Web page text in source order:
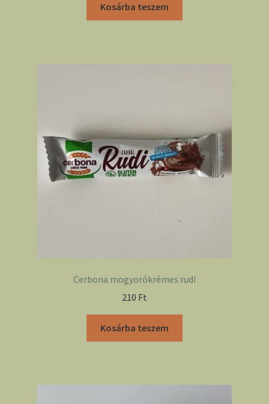
Kosárba teszem
Cerbona mogyorókrémes rudi
210 Ft
Kosárba teszem